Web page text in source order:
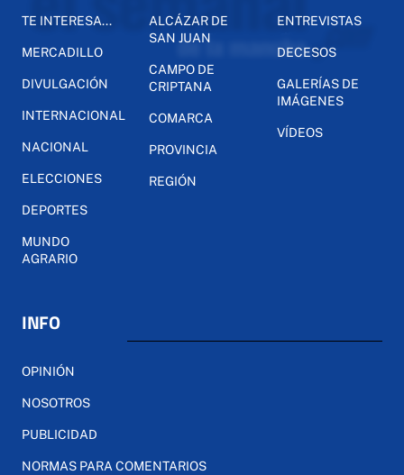
TE INTERESA...
MERCADILLO
DIVULGACIÓN
INTERNACIONAL
NACIONAL
ELECCIONES
DEPORTES
MUNDO
AGRARIO
ALCÁZAR DE
SAN JUAN
CAMPO DE
CRIPTANA
COMARCA
PROVINCIA
REGIÓN
ENTREVISTAS
DECESOS
GALERÍAS DE
IMÁGENES
VÍDEOS
INFO
OPINIÓN
NOSOTROS
PUBLICIDAD
NORMAS PARA COMENTARIOS